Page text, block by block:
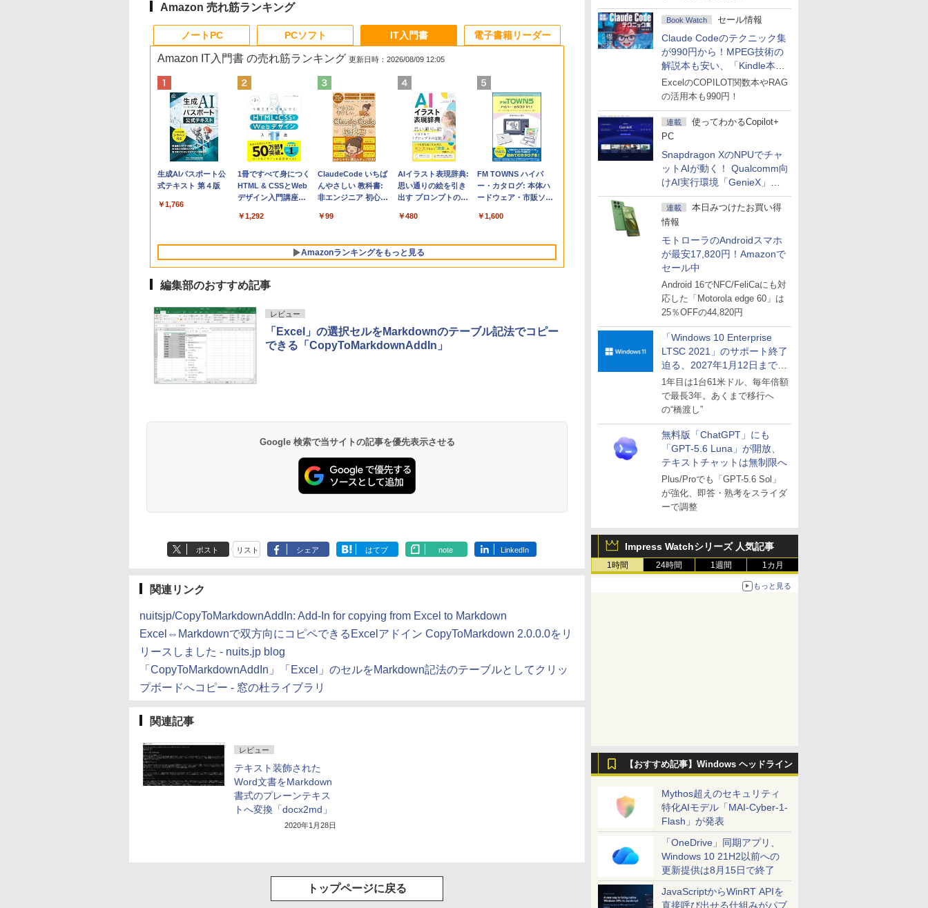
Book Watch セール情報
Claude Codeのテクニック集
が990円から！MPEG技術の
解説本も安い、「Kindle本サ
マーセール」第2弾開始！
ExcelのCOPILOT関数本やRAG
の活用本も990円！
連載
使ってわかるCopilot+
PC
Snapdragon XのNPUでチャ
ットAIが動く！ Qualcomm向
けAI実行環境「GenieX」を
試してみた
連載
本日みつけたお買い得
情報
モトローラのAndroidスマホ
が最安17,820円！Amazonで
セール中
Android 16でNFC/FeliCaにも対
応した「Motorola edge 60」は
25％OFFの44,820円
「Windows 10 Enterprise
LTSC 2021」のサポート終了
迫る、2027年1月12日まで
～ESUは9月1日から販売
1年目は1台61米ドル、毎年倍額
で最長3年。あくまで移行へ
の“橋渡し”
無料版「ChatGPT」にも
「GPT-5.6 Luna」が開放、
テキストチャットは無制限へ
Plus/Proでも「GPT-5.6 Sol」
が強化、即答・熟考をスライダ
ーで調整
Impress Watchシリーズ 人気記事
1時間 24時間 1週間 1カ月
もっと見る
【おすすめ記事】Windows ヘッドライン
Mythos超えのセキュリティ
特化AIモデル「MAI-Cyber-1-
Flash」が発表
「OneDrive」同期アプリ、
Windows 10 21H2以前への
更新提供は8月15日で終了
JavaScriptからWinRT APIを
直接呼び出せる仕組みがパブ
Amazon 売れ筋ランキング
ノートPC
Apple 2026
MacBook Neo A18
ンチノートブック：
設計、Liquid Retina
ユニファイドメモ
リ、256GB SSDスト
レージ、1080p
- インディゴ
tomtoc 360°保護
15.6 16インチ パソコ
ンケース Dell NEC
dynabook Lenovo
￥2,952
Apple 2026
MacBook Air M5チ
ップ搭載13インチノ
Apple Intelligence、
Retinaディスプレ
イ、16GBユニファイ
ドメモリ、1TB SSD
ドナイト
￥278,800
【Amazon.co.jp限
定】 HP ノートパソ
コン 15-fd 15.6イン
512GB SSD インテ
￥129,800
FMV ノートパソコン
WE1-K3 (MS 365
Personal/Copilotキー
型/Core i5/16GB/SSD
FMVWK3E15W_AZ
￥139,880
PCソフト
Robloxギフトカード
- 800 Robux 【限定
を含む】 【オンライ
インコード版
Robloxギフトカード
- 1000 Robux 【限定
バーチャルアイテム
ンゲームコード】 ロ
ンコード版
￥1,600
Robloxギフトカード
- 2,000 Robux 【限
定バーチャルアイテ
インゲームコード】
ラインコード版
￥3,200
Microsoft Office
Home & Business
2024(最新 永続版)|オ
版|Windows11、
￥39,582
Windows版 |
Minecraft (マインクラ
フト): Java & Bedrock
ード版
￥3,600
IT入門書
Amazon IT入門書 の売れ筋ランキング 更新日時：2026/08/09 12:05
生成AIパスポート公
式テキスト 第４版
￥1,766
1冊ですべて身につく
HTML & CSSとWeb
デザイン入門講座
￥1,292
ClaudeCode いちば
んやさしい 教科書:
非エンジニア 初心者
マニュアル AI副業に
もKindle出版にも！
非エンジニアのため
のAIコーディング入
￥99
AIイラスト表現辞典:
思い通りの絵を引き
出す プロンプトの言
ズ (はぴーイラスト
￥480
FM TOWNS ハイパ
ー・カタログ: 本体ハ
ードウェア・市販ソフ
トリストと最新エミュ
￥1,600
Amazonランキングをもっと見る
電子書籍リーダー
るさ自動調整、色調
持続バッテリー、広
告なし、メタリック
￥27,980
ト、12週間持続バッ
ブラック
￥22,980
レイ、色調調節ライ
ッテリー、広告無
し、ブラック (2025
年発売)
￥31,980
編集部のおすすめ記事
レビュー
「Excel」の選択セルをMarkdownのテーブル記法でコピー
できる「CopyToMarkdownAddIn」
Google 検索で当サイトの記事を優先表示させる
ポスト リスト シェア はてブ note LinkedIn
関連リンク
nuitsjp/CopyToMarkdownAddIn: Add-In for copying from Excel to Markdown
Excel⇔Markdownで双方向にコピペできるExcelアドイン CopyToMarkdown 2.0.0.0をリ
リースしました - nuits.jp blog
「CopyToMarkdownAddIn」「Excel」のセルをMarkdown記法のテーブルとしてクリッ
プボードへコピー - 窓の杜ライブラリ
関連記事
レビュー
テキスト装飾された
Word文書をMarkdown
書式のプレーンテキス
トへ変換「docx2md」
2020年1月28日
トップページに戻る